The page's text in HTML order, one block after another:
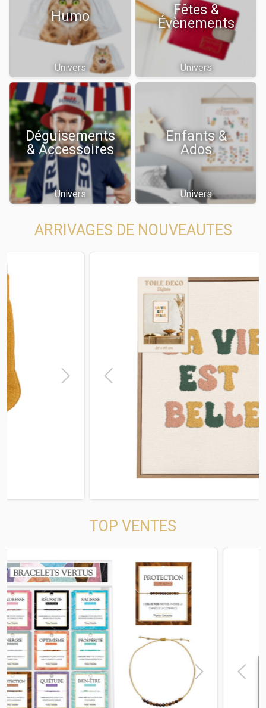
Humo
Univers
Fêtes &
Évènements
Univers
Déguisements
& Accessoires
Univers
Enfants &
Ados
Univers
ARRIVAGES DE NOUVEAUTES
Previous
TOP VENTES
Previous Next